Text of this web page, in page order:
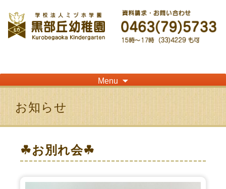
神奈川県平塚市の「学校法人ミヅホ学園黒部丘幼稚園」です！高麗山が見える閑静
な住宅街にある静かな環境で幼児教育を行っています
Menu
content
お知らせ
☘お別れ会☘